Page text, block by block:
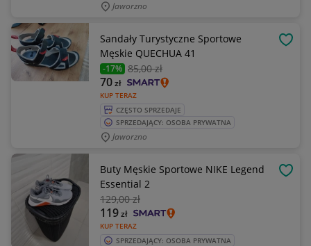
Jaworzno
Sandały Turystyczne Sportowe
Męskie QUECHUA 41
-17% 85,00 zł
KUP TERAZ
70zł
CZĘSTO SPRZEDAJE
SPRZEDAJĄCY: OSOBA PRYWATNA
Jaworzno
Buty Męskie Sportowe NIKE Legend
Essential 2
129,00 zł
KUP TERAZ
119zł
SPRZEDAJĄCY: OSOBA PRYWATNA